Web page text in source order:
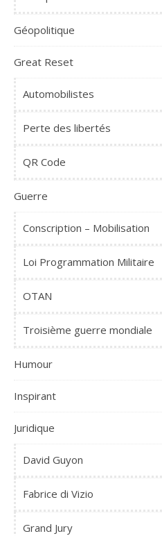
Géopolitique
Great Reset
Automobilistes
Perte des libertés
QR Code
Guerre
Conscription – Mobilisation
Loi Programmation Militaire
OTAN
Troisième guerre mondiale
Humour
Inspirant
Juridique
David Guyon
Fabrice di Vizio
Grand Jury